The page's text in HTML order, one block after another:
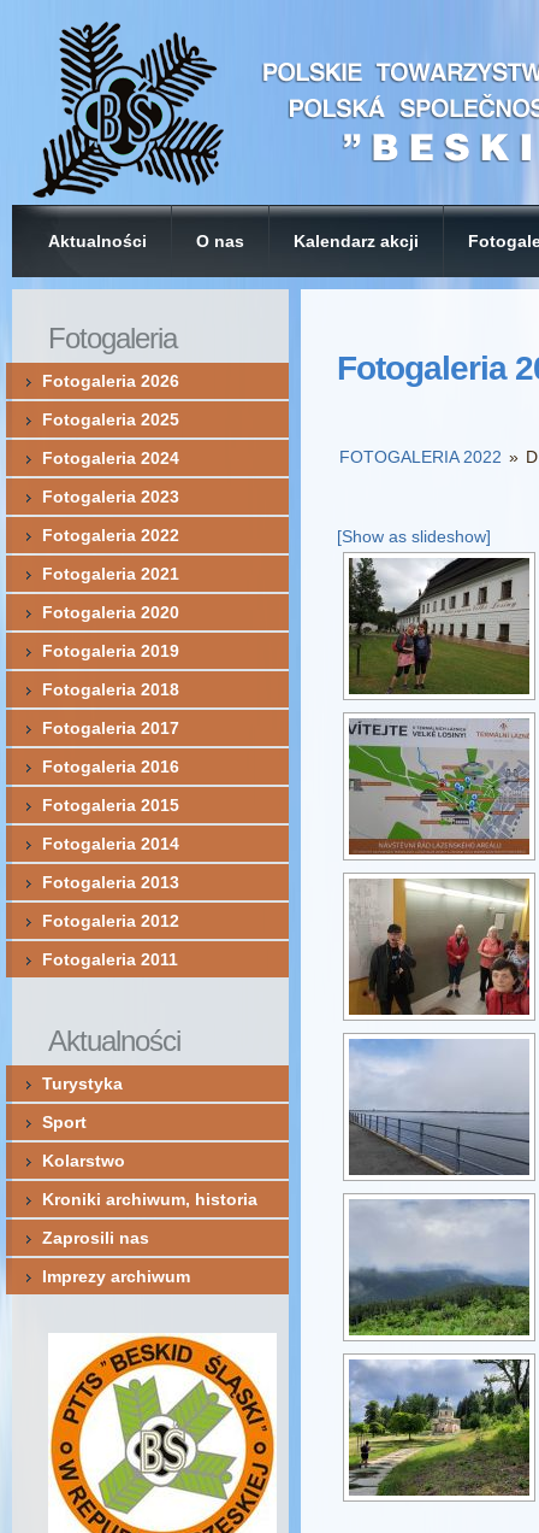
Aktualności O nas Kalendarz akcji
Fotogaleria
FOTOGALERIA 2022 »
[Show as slideshow]
Fotogaleria
Fotogaleria 2026
Fotogaleria 2025
Fotogaleria 2024
Fotogaleria 2023
Fotogaleria 2022
Fotogaleria 2021
Fotogaleria 2020
Fotogaleria 2019
Fotogaleria 2018
Fotogaleria 2017
Fotogaleria 2016
Fotogaleria 2015
Fotogaleria 2014
Fotogaleria 2013
Fotogaleria 2012
Fotogaleria 2011
Aktualności
Turystyka
Sport
Kolarstwo
Kroniki archiwum, historia
Zaprosili nas
Imprezy archiwum